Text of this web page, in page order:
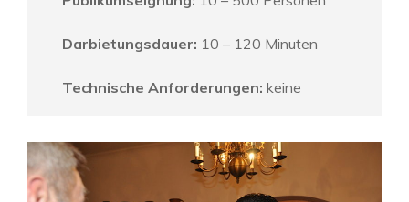
Darbietungsdauer: 10 – 120 Minuten
Technische Anforderungen: keine